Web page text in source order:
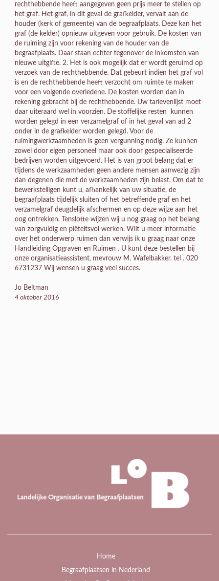
rechthebbende heeft aangegeven geen prijs meer te stellen op
het graf. Het graf, in dit geval de grafkelder, vervalt aan de
houder (kerk of gemeente) van de begraafplaats. Deze kan het
graf (de kelder) opnieuw uitgeven voor gebruik. De kosten van
de ruiming zijn voor rekening van de houder van de
begraafplaats. Daar staan echter tegenover de inkomsten van
nieuwe uitgifte. 2. Het is ook mogelijk dat er wordt geruimd op
verzoek van de rechthebbende. Dat gebeurt indien het graf vol
is en de rechthebbende heeft verzocht om ruimte te maken
voor een volgende overledene. De kosten worden dan in
rekening gebracht bij de rechthebbende. Uw tarievenlijst moet
daar uiteraard wel in voorzien. De stoffelijke resten kunnen
worden gelegd in een verzamelgraf of in het geval van ad 2
onder in de grafkelder worden gelegd. Voor de
ruimingwerkzaamheden is geen vergunning nodig. Ze kunnen
zowel door eigen personeel maar ook door gespecialiseerde
bedrijven worden uitgevoerd. Het is van groot belang dat er
tijdens de werkzaamheden geen andere mensen aanwezig zijn
dan degenen die met de werkzaamheden zijn belast. Om dat te
bewerkstelligen kunt u, afhankelijk van uw situatie, de
begraafplaats tijdelijk sluiten of het betreffende graf en het
verzamelgraf deugdelijk afschermen en op deze wijze aan het
oog ontrekken. Tenslotte wijzen wij u nog graag op het belang
van zorgvuldig en piëteitsvol werken. Wilt u meer informatie
over het onderwerp ruimen dan verwijs ik u graag naar onze
Handleiding Opgraven en Ruimen . U kunt deze bestellen bij
onze organisatieassistent, mevrouw M. Wafelbakker. tel . 020
6731237 Wij wensen u graag veel succes.
Jo Beltman
4 oktober 2016
Home
Begraafplaatsen in Nederland